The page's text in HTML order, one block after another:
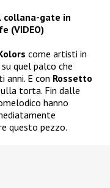
collana-gate in
(VIDEO)
come artisti in
quel palco che
E con Rossetto
torta. Fin dalle
hanno
questo pezzo.